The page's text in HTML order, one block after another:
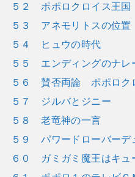
５２ ポポロクロイス王国
５３ アネモリトスの位置
５４ ヒュウの時代
５５ エンディングのナレ
５６ 賛否両論 ポポロク
５７ ジルバとジニー
５８ 老竜神の一言
５９ パワードローバーデ
６０ ガミガミ魔王はキュ